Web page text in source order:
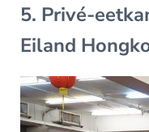
5. Privé-
Eiland